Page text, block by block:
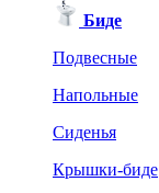
Биде
Подвесные
Напольные
Сиденья
Крышки-биде